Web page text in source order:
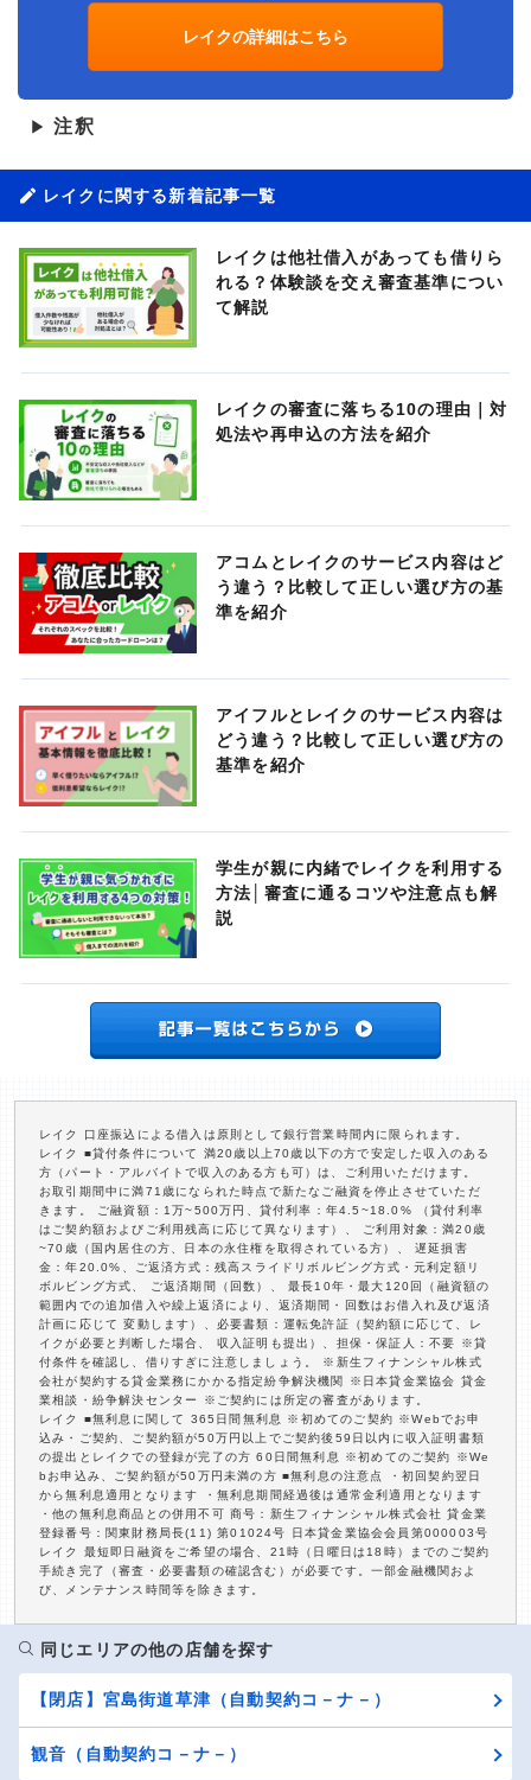
レイクの詳細はこちら
▶ 注釈
レイクに関する新着記事一覧
レイクは他社借入があっても借りら
れる？体験談を交え審査基準につい
て解説
レイクの審査に落ちる10の理由｜対
処法や再申込の方法を紹介
アコムとレイクのサービス内容はど
う違う？比較して正しい選び方の基
準を紹介
アイフルとレイクのサービス内容は
どう違う？比較して正しい選び方の
基準を紹介
学生が親に内緒でレイクを利用する
方法│審査に通るコツや注意点も解
説
レイク 口座振込による借入は原則として銀行営業時間内に限られます。
レイク ■貸付条件について 満20歳以上70歳以下の方で安定した収入のある
方（パート・アルバイトで収入のある方も可）は、ご利用いただけます。
お取引期間中に満71歳になられた時点で新たなご融資を停止させていただ
きます。 ご融資額：1万~500万円、貸付利率：年4.5~18.0% （貸付利率
はご契約額およびご利用残高に応じて異なります）、 ご利用対象：満20歳
~70歳（国内居住の方、日本の永住権を取得されている方）、 遅延損害
金：年20.0%、ご返済方式：残高スライドリボルビング方式・元利定額リ
ボルビング方式、 ご返済期間（回数）、 最長10年・最大120回（融資額の
範囲内での追加借入や繰上返済により、返済期間・回数はお借入れ及び返済
計画に応じて 変動します）、必要書類：運転免許証（契約額に応じて、レ
イクが必要と判断した場合、 収入証明も提出）、担保・保証人：不要 ※貸
付条件を確認し、借りすぎに注意しましょう。 ※新生フィナンシャル株式
会社が契約する貸金業務にかかる指定紛争解決機関 ※日本貸金業協会 貸金
業相談・紛争解決センター ※ご契約には所定の審査があります。
レイク ■無利息に関して 365日間無利息 ※初めてのご契約 ※Webでお申
込み・ご契約、ご契約額が50万円以上でご契約後59日以内に収入証明書類
の提出とレイクでの登録が完了の方 60日間無利息 ※初めてのご契約 ※We
bお申込み、ご契約額が50万円未満の方 ■無利息の注意点 ・初回契約翌日
から無利息適用となります ・無利息期間経過後は通常金利適用となります
・他の無利息商品との併用不可 商号：新生フィナンシャル株式会社 貸金業
登録番号：関東財務局長(11) 第01024号 日本貸金業協会会員第000003号
レイク 最短即日融資をご希望の場合、21時（日曜日は18時）までのご契約
手続き完了（審査・必要書類の確認含む）が必要です。一部金融機関およ
び、メンテナンス時間等を除きます。
同じエリアの他の店舗を探す
【閉店】宮島街道草津（自動契約コ－ナ－）
観音（自動契約コ－ナ－）